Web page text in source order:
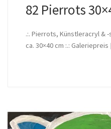
82 Pierrots
.:. Pierrots, Künstleracryl &
ca. 30×40 cm :.: